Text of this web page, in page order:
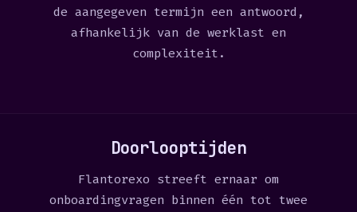
de aangegeven termijn een antwoord,
afhankelijk van de werklast en
complexiteit.
Doorlooptijden
Flantorexo streeft ernaar om
onboardingvragen binnen één tot twee